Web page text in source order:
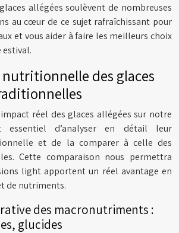
allégées soulèvent de nombreuses
au cœur de ce sujet rafraîchissant pour
et vous aider à faire les meilleurs choix
des glaces
réel des glaces allégées sur notre
d’analyser en détail leur
et de la comparer à celle des
Cette comparaison nous permettra
light apportent un réel avantage en
de nutriments.
des macronutriments :
glucides